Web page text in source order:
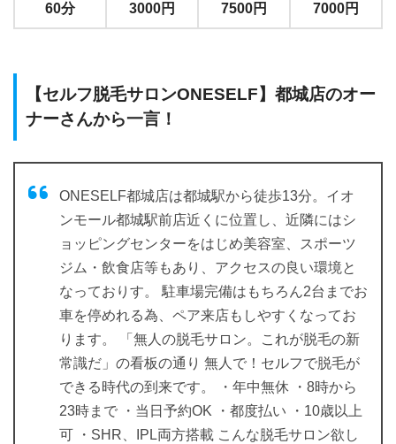
60分 3000円 7500円 7000円
【セルフ脱毛サロンONESELF】都城店のオー
ナーさんから一言！
ONESELF都城店は都城駅から徒歩13分。イオ
ンモール都城駅前店近くに位置し、近隣にはシ
ョッピングセンターをはじめ美容室、スポーツ
ジム・飲食店等もあり、アクセスの良い環境と
なっておりす。 駐車場完備はもちろん2台までお
車を停めれる為、ペア来店もしやすくなってお
ります。 「無人の脱毛サロン。これが脱毛の新
常識だ」の看板の通り 無人で！セルフで脱毛が
できる時代の到来です。 ・年中無休 ・8時から
23時まで ・当日予約OK ・都度払い ・10歳以上
可 ・SHR、IPL両方搭載 こんな脱毛サロン欲し